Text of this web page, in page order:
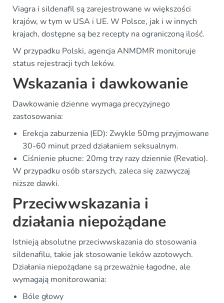
Viagra i sildenafil są zarejestrowane w większości
krajów, w tym w USA i UE. W Polsce, jak i w innych
krajach, dostępne są bez recepty na ograniczoną ilość.
W przypadku Polski, agencja ANMDMR monitoruje
status rejestracji tych leków.
Wskazania i dawkowanie
Dawkowanie dzienne wymaga precyzyjnego
zastosowania:
Erekcja zaburzenia (ED): Zwykle 50mg przyjmowane
30-60 minut przed działaniem seksualnym.
Ciśnienie płucne: 20mg trzy razy dziennie (Revatio).
W przypadku osób starszych, zaleca się zazwyczaj
niższe dawki.
Przeciwwskazania i
działania niepożądane
Istnieją absolutne przeciwwskazania do stosowania
sildenafilu, takie jak stosowanie leków azotowych.
Działania niepożądane są przeważnie łagodne, ale
wymagają monitorowania:
Bóle głowy